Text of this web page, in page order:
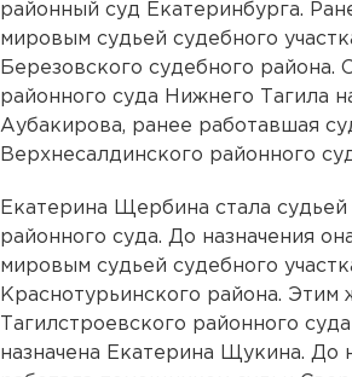
районный суд Екатеринбурга.
мировым судьей судебного
Березовского судебного района.
районного суда Нижнего Тагила
Аубакирова, ранее работавшая
Верхнесалдинского районного
Екатерина Щербина стала судьей
районного суда. До назначения
мировым судьей судебного
Краснотурьинского района. Этим
Тагилстроевского районного
назначена Екатерина Щукина. До